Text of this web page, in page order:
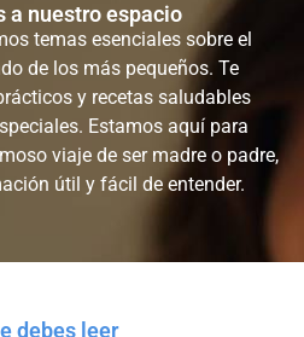
a nuestro espacio
temas esenciales sobre el
de los más pequeños. Te
y recetas saludables
Estamos aquí para
viaje de ser madre o padre,
útil y fácil de entender.
debes leer